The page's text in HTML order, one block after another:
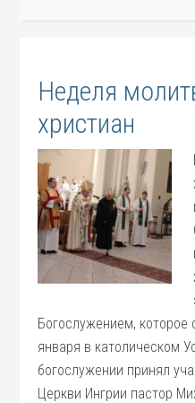
Неделя
христиан
Богослужением, которое
января в католическом
богослужении принял
Церкви Ингрии пастор